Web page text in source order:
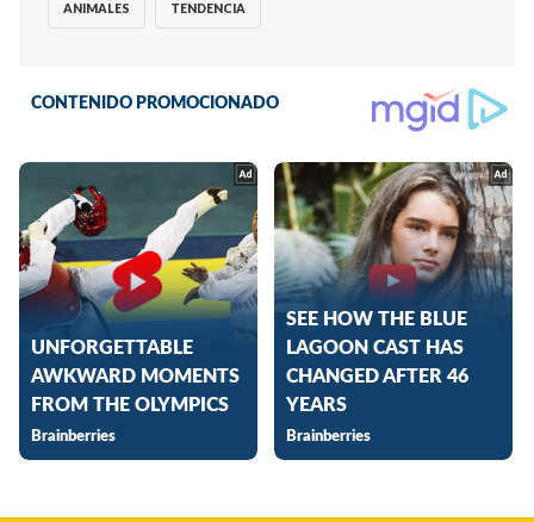
ANIMALES TENDENCIA